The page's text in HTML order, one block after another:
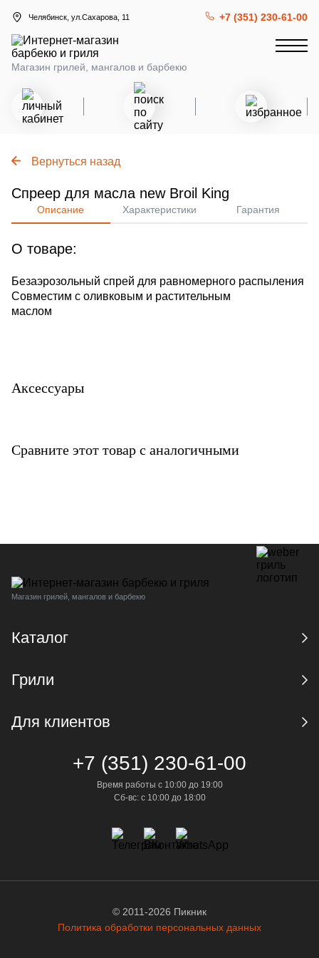
Челябинск, ул.Сахарова, 11 +7 (351) 230-61-00
Магазин грилей, мангалов и барбекю
Вернуться назад
Спреер для масла new Broil King
Описание Характеристики Гарантия
О товаре:
Безаэрозольный спрей для равномерного распыления
Совместим с оливковым и растительным
маслом
Аксессуары
Сравните этот товар с аналогичными
Магазин грилей, мангалов и барбекю
Каталог
Грили
Для клиентов
+7 (351) 230-61-00
Время работы с 10:00 до 19:00
Сб-вс: с 10:00 до 18:00
© 2011-2026 Пикник
Политика обработки персональных данных